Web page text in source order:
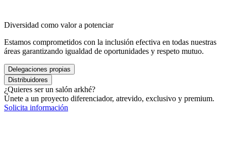
Diversidad como valor a potenciar
Estamos comprometidos con la inclusión efectiva en todas nuestras
áreas garantizando igualdad de oportunidades y respeto mutuo.
Delegaciones propias
Distribuidores
¿Quieres ser un salón arkhé?
Únete a un proyecto diferenciador, atrevido, exclusivo y premium.
Solicita información